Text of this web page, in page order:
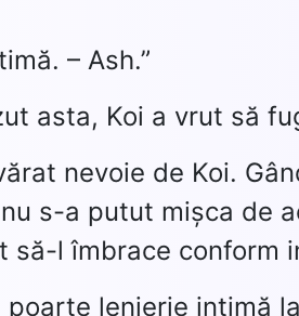
– Ash.”
asta, Koi a vrut să
nevoie de Koi.
s-a putut mișca de
să-l îmbrace conform
lenjerie intimă